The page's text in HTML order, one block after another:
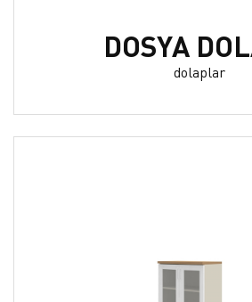
DOSYA
dolaplar